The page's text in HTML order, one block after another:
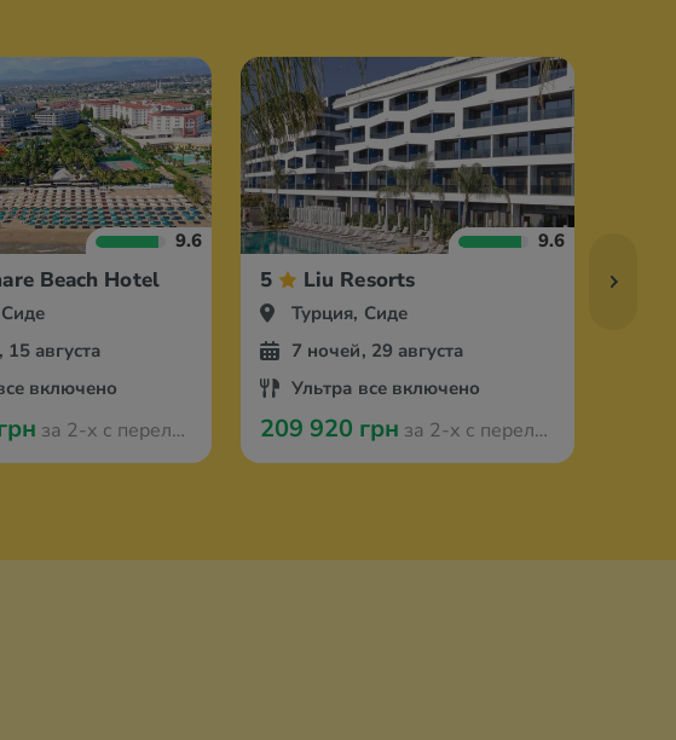
9.6
Beach Hotel
августа
включено
за 2-х с перелётом из Варшавы
9.6
5 Liu Resorts
Турция, Сиде
7 ночей, 29 августа
Ультра все включено
209 920 грн за 2-х с перелётом из Варшавы